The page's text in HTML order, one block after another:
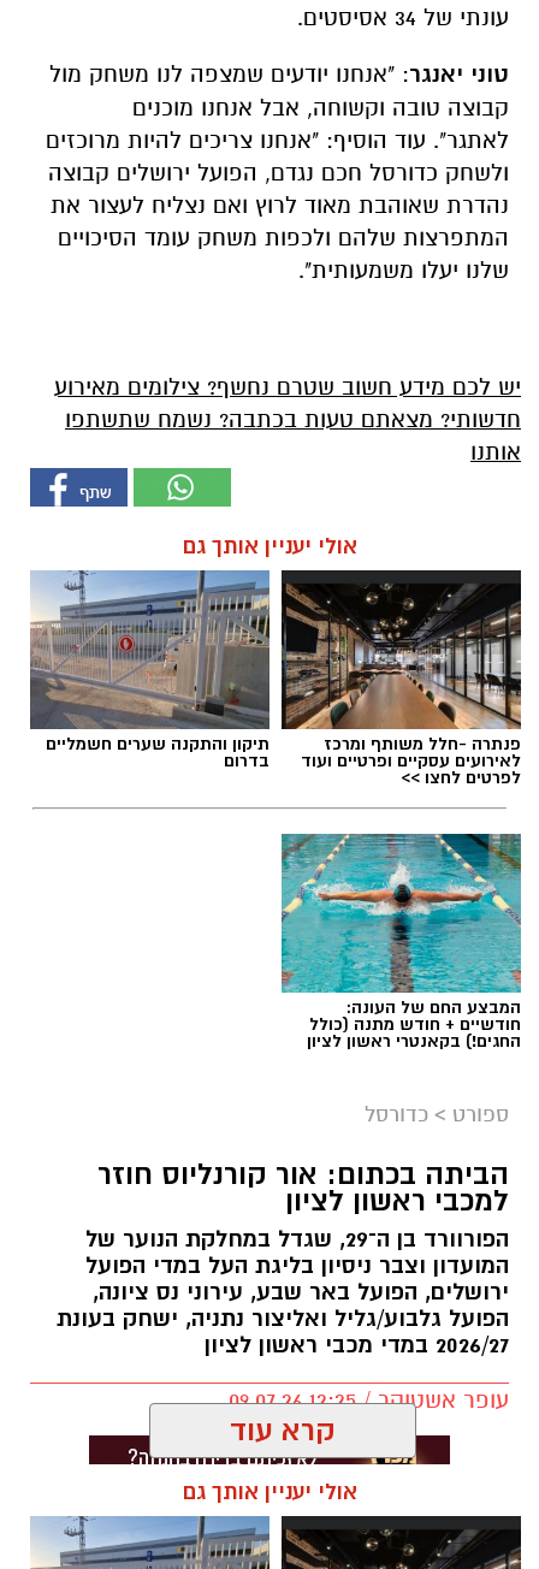
עונתי של 34 אסיסטים.
טוני יאנגר: "אנחנו יודעים שמצפה לנו משחק מול
קבוצה טובה וקשוחה, אבל אנחנו מוכנים
לאתגר". עוד הוסיף: "אנחנו צריכים להיות מרוכזים
ולשחק כדורסל חכם נגדם, הפועל ירושלים קבוצה
נהדרת שאוהבת מאוד לרוץ ואם נצליח לעצור את
המתפרצות שלהם ולכפות משחק עומד הסיכויים
שלנו יעלו משמעותית".
יש לכם מידע חשוב שטרם נחשף? צילומים מאירוע
חדשותי? מצאתם טעות בכתבה? נשמח שתשתפו
אותנו
אולי יעניין אותך גם
פנתרה -חלל משותף ומרכז
לאירועים עסקיים ופרטיים ועוד
לפרטים לחצו >>
תיקון והתקנה שערים חשמליים
בדרום
המבצע החם של העונה:
חודשיים + חודש מתנה (כולל
החגים!) בקאנטרי ראשון לציון
ספורט > כדורסל
הביתה בכתום: אור קורנליוס חוזר
למכבי ראשון לציון
הפורוורד בן ה־29, שגדל במחלקת הנוער של
המועדון וצבר ניסיון בליגת העל במדי הפועל
ירושלים, הפועל באר שבע, עירוני נס ציונה,
הפועל גלבוע/גליל ואליצור נתניה, ישחק בעונת
2026/27 במדי מכבי ראשון לציון
עופר אשטוקר / 12:25 09.07.26
קרא עוד
אולי יעניין אותך גם